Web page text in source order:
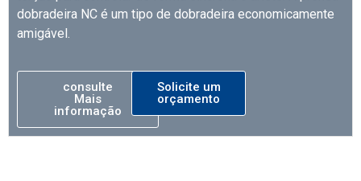
dobradeira NC é um tipo de dobradeira economicamente
amigável.
consulte
Mais
informação
Solicite um
orçamento